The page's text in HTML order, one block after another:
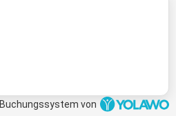
Buchungssystem von